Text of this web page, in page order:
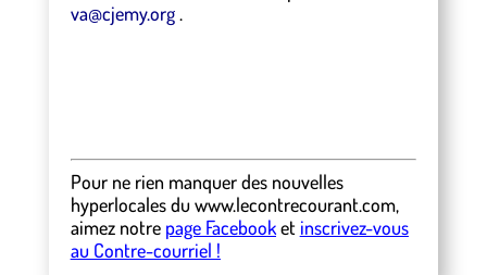
va@cjemy.org.
Pour ne rien manquer des nouvelles
hyperlocalesdu www.lecontrecourant.com,
aimez notre page Facebooket inscrivez-vous
au Contre-courriel !